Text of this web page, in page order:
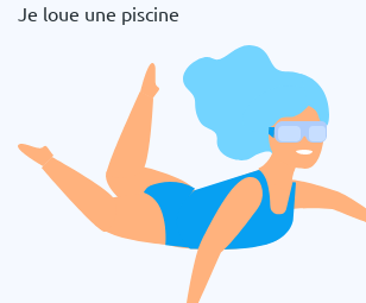
Je loue une piscine